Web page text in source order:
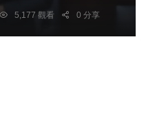
5,177 觀看 0 分享